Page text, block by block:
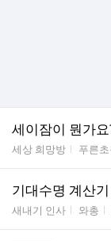
세이잠이 뭔가요
게시판명
세상 희망방 작성자
푸른초
기대수명 계산
게시판명
새내기 인사 작성자
와총